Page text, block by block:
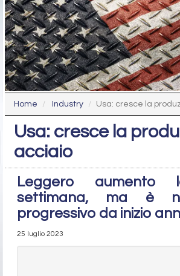
Home Industry Usa: cresce la
Usa: cresce la
acciaio
Leggero aumento
settimana, ma è
progressivo da inizio
25 luglio 2023